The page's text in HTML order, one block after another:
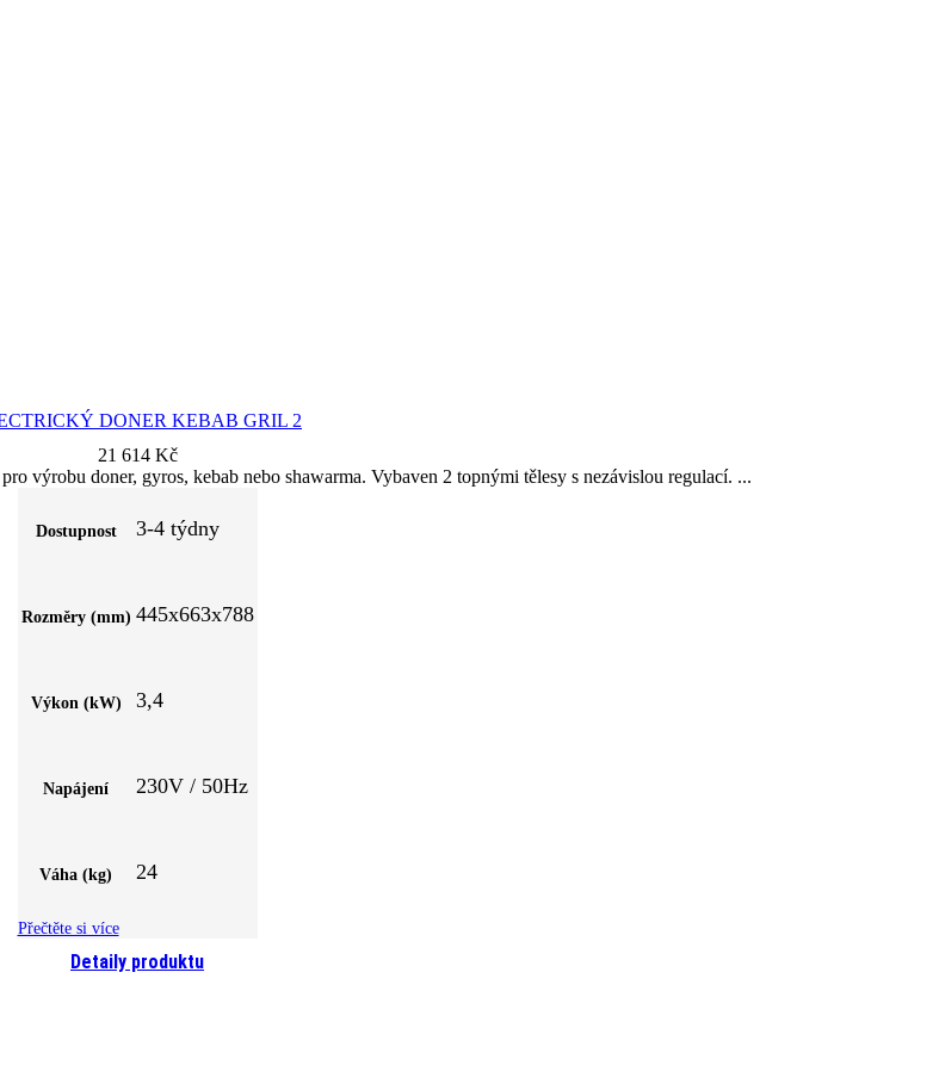
DONER KEBAB GRIL 2
21 614 Kč
Detaily produktu
výrobu doner, gyros, kebab nebo shawarma. Vybaven 2 topnými tělesy s nezávislou regulací.
Dostupnost 3-4 týdny
Rozměry (mm) 445x663x788
Výkon (kW) 3,4
Napájení 230V / 50Hz
Váha (kg) 24
Přečtěte si více